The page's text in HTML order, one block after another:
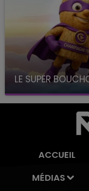
LE SUPER
avec La Famille
ACCUEIL
MÉDIAS